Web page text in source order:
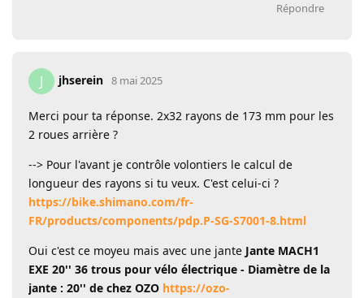
Répondre
J jhserein 8 mai 2025
Merci pour ta réponse. 2x32 rayons de 173 mm pour les
2 roues arrière ?
--> Pour l'avant je contrôle volontiers le calcul de
longueur des rayons si tu veux. C'est celui-ci ?
https://bike.shimano.com/fr-
FR/products/components/pdp.P-SG-S7001-8.html
Oui c'est ce moyeu mais avec une jante Jante MACH1
EXE 20'' 36 trous pour vélo électrique - Diamètre de la
jante : 20'' de chez OZO https://ozo-